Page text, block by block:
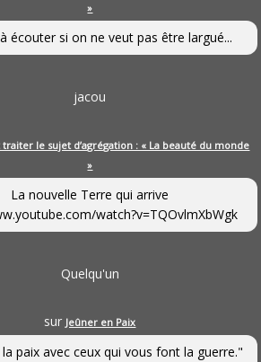
»
écouter si on ne veut pas être largué...
jacou
le sujet d’agrégation : « La beauté du monde
»
La nouvelle Terre qui arrive
watch?v=TQOvlmXbWgk
Quelqu'un
sur Jeûner en Paix
la paix avec ceux qui vous font la guerre."